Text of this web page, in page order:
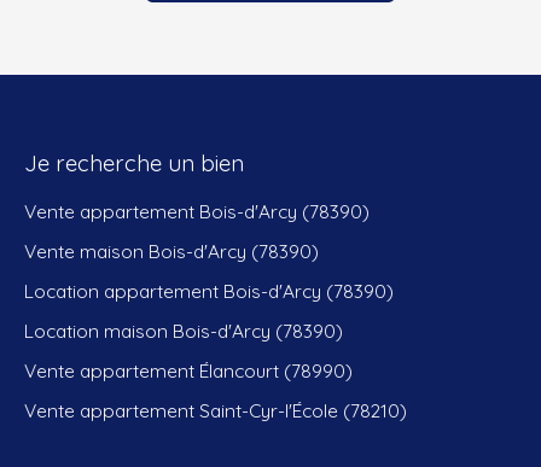
Je recherche un bien
Vente appartement Bois-d'Arcy (78390)
Vente maison Bois-d'Arcy (78390)
Location appartement Bois-d'Arcy (78390)
Location maison Bois-d'Arcy (78390)
Vente appartement Élancourt (78990)
Vente appartement Saint-Cyr-l'École (78210)